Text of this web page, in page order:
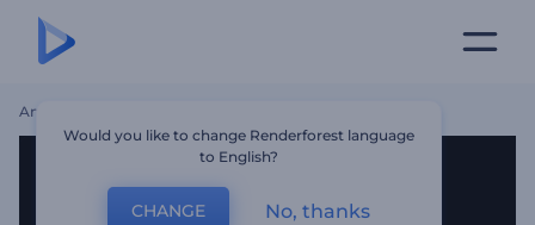
Ana Sayfa
Would you like to change Renderforest language
to English?
CHANGE No, thanks